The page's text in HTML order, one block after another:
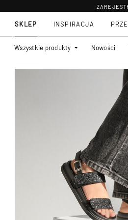
SKLEP
Wszystkie produkty Nowości
INSPIRACJA